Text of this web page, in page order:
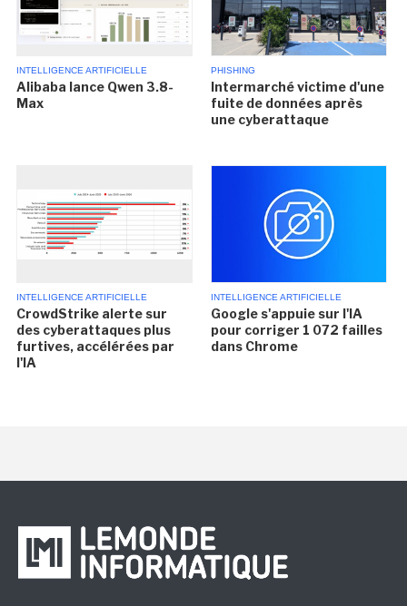
INTELLIGENCE ARTIFICIELLE
Alibaba lance Qwen 3.8-
Max
PHISHING
Intermarché victime d'une
fuite de données après
une cyberattaque
INTELLIGENCE ARTIFICIELLE
CrowdStrike alerte sur
des cyberattaques plus
furtives, accélérées par
l'IA
INTELLIGENCE ARTIFICIELLE
Google s'appuie sur l'IA
pour corriger 1 072 failles
dans Chrome